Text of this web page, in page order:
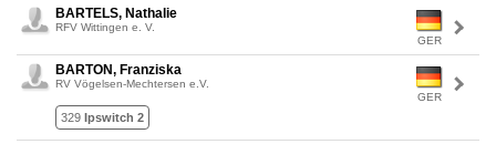
GER
BARTELS, Nathalie
RFV Wittingen e. V.
GER
BARTON, Franziska
RV Vögelsen-Mechtersen e.V.
329 Ipswitch 2